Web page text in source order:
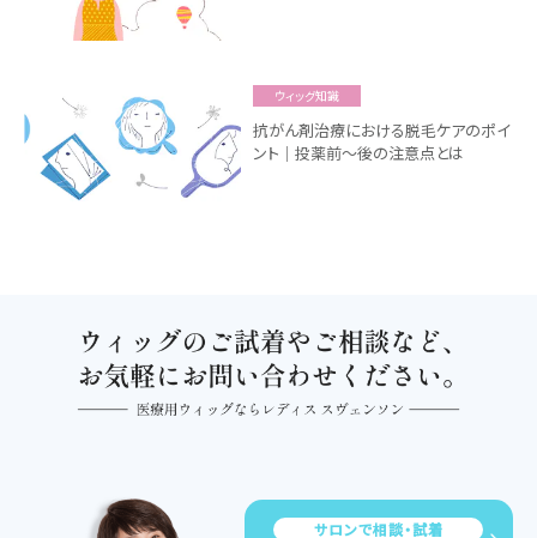
ウィッグ知識
抗がん剤治療における脱毛ケアのポイ
ント｜投薬前～後の注意点とは
サロンで相談・試着